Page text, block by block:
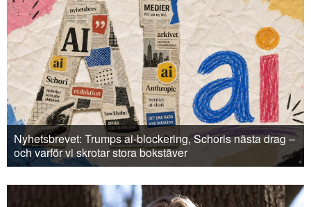
Nyhetsbrevet: Trumps ai-blockering, Schoris nästa drag –
och varför vi skrotar stora bokstäver